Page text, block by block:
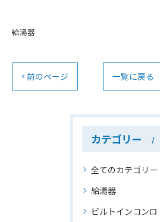
給湯器
< 前のページ 一覧に戻る
カテゴリー
全てのカテゴリー
給湯器
ビルトインコンロ